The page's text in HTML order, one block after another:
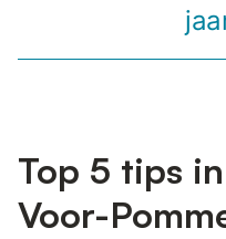
Top 5 tips
Voor-